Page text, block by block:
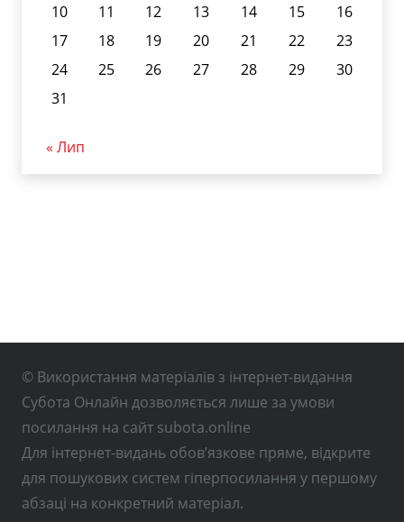
10
11 12 13 14 15
16
17
18 19 20 21 22
23
24
25 26 27 28 29
30
31
« Лип
© Використання матеріалів з інтернет-видання
Субота Онлайн дозволяється лише за умови
посилання на сайт subota.online
Для інтернет-видань обов’язкове пряме, відкрите
для пошукових систем гіперпосилання у першому
абзаці на конкретний матеріал.